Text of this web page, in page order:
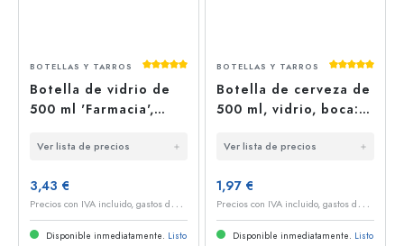
Calificación promedio de 5 de 5 estrellas
BOTELLAS Y TARROS
Botella de vidrio de
500 ml 'Farmacia',
corcho
Ver lista de precios
3,43 €
P
recios con IVA incluido, gastos de envío excluidos
Disponible inmediatamente. Listo
BOTELLAS Y TARROS
Botella de cerveza de
500 ml, vidrio, boca:
Ver lista de precios
1,97 €
P
recios con IVA incluido, gastos de envío excluidos
Disponible inmediatamente. Listo